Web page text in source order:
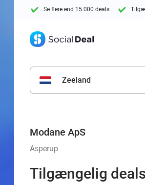
Se flere end 15.000 deals
Zeeland
Modane ApS
Asperup
Tilgængelig